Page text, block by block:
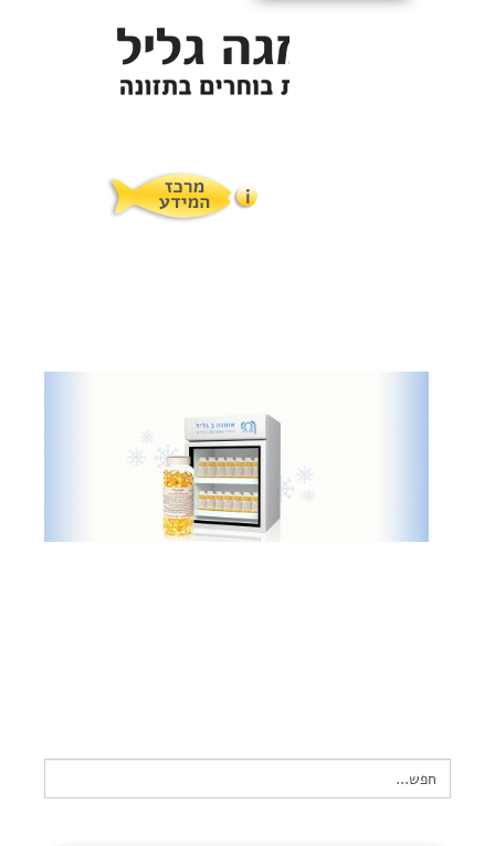
פרוטוקול אומגה
מרכז המטפלים
מרכז המידע
צור קשר
Search
for: